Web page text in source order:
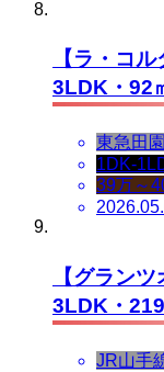
【ラ・コ
3LDK・92
東急田
1DK-
39万～
【グラン
3LDK・
JR山手